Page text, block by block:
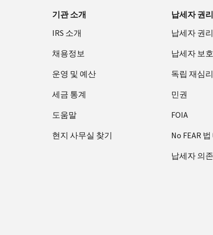
기관 소개
IRS 소개
채용정보
운영 및 예산
세금 통계
도움말
현지 사무실 찾기
납세자 권
납세자 권
납세자 보
독립 재심
민권
FOIA
No FEAR
납세자 의